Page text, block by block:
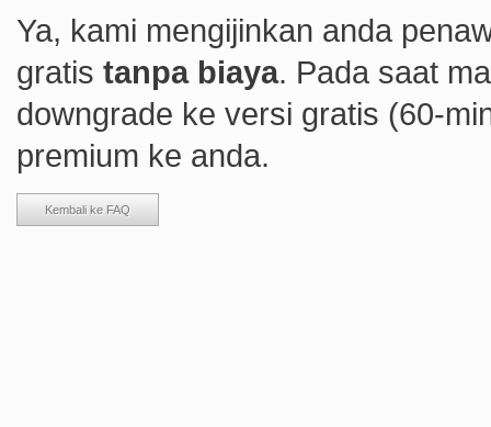
Ya, kami mengijinkan anda
gratis tanpa biaya. Pada saat
downgrade ke versi gratis (60-
premium ke anda.
Kembali ke FAQ